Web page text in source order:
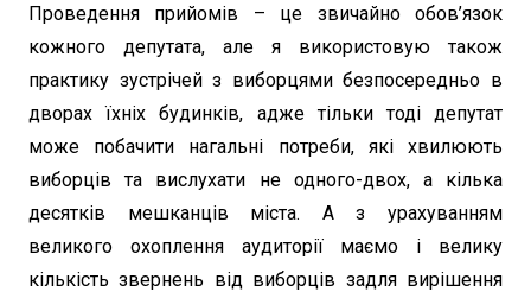
Проведення прийомів – це звичайно обов’язок
кожного депутата, але я використовую також
практику зустрічей з виборцями безпосередньо в
дворах їхніх будинків, адже тільки тоді депутат
може побачити нагальні потреби, які хвилюють
виборців та вислухати не одного-двох, а кілька
десятків мешканців міста. А з урахуванням
великого охоплення аудиторії маємо і велику
кількість звернень від виборців задля вирішення